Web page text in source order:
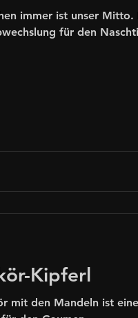
immer ist unser Mitto.
für den
Kipferl
mit den Mandeln ist